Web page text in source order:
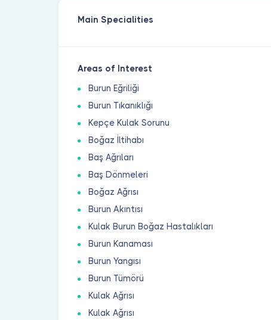
Main Specialities
Areas of Interest
Burun Eğriliği
Burun Tıkanıklığı
Kepçe Kulak Sorunu
Boğaz İltihabı
Baş Ağrıları
Baş Dönmeleri
Boğaz Ağrısı
Burun Akıntısı
Kulak Burun Boğaz Hastalıkları
Burun Kanaması
Burun Yangısı
Burun Tümörü
Kulak Ağrısı
Kulak Ağrısı